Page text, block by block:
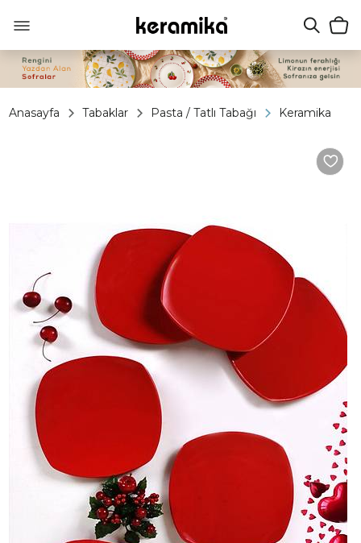
Anasayfa Tabaklar Pasta / Tatlı Tabağı Keramika